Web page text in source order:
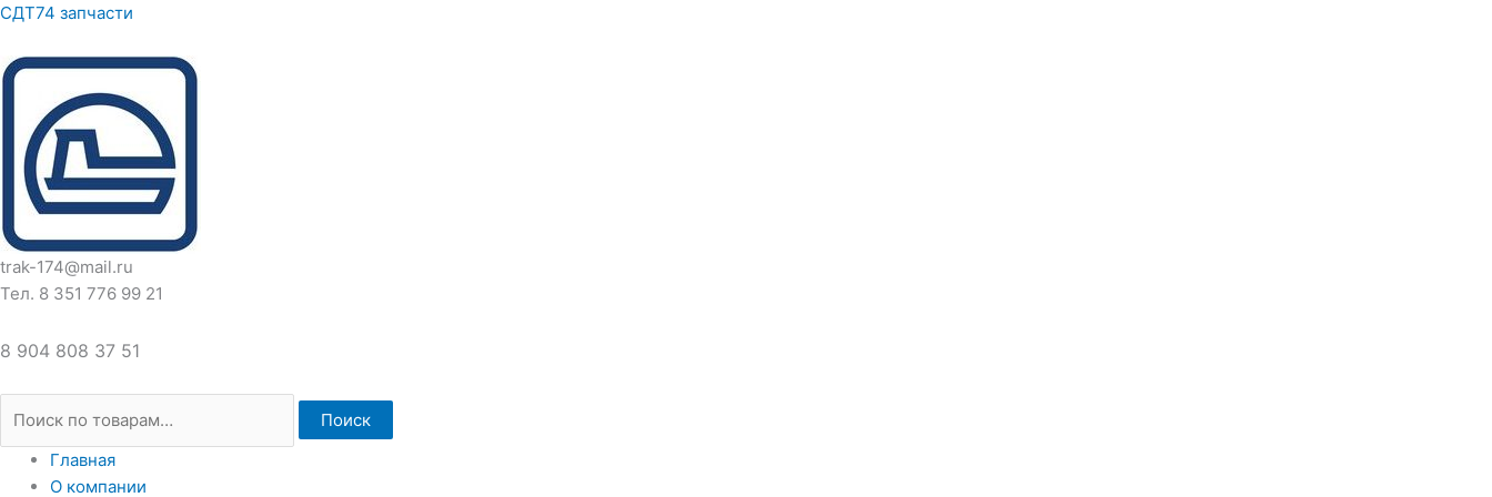
Перейти
содержимому
СДТ74 запчасти
trak-174@mail.ru
Тел. 8 351 776 99 21
8 904 808 37 51
Искать:
Поиск
Главная
О компании